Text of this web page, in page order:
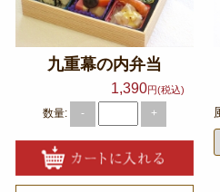
九重幕の内弁当
1,390円(税込)
数量: - +